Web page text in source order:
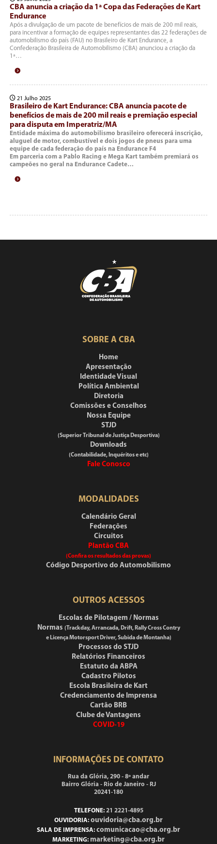
CBA anuncia a criação da 1ª Copa das Federações de Kart
Endurance
Após a divulgação de um pacote de benefícios de mais de 200 mil reais,
para incentivar a formação de equipes representantes das 22 federações de
automobilismo do país (FAU) no Brasileiro de Kart Endurance, a
Confederação Brasileira de Automobilismo (CBA) anunciou a criação da
1ª…
21 Julho 2025
Brasileiro de Kart Endurance: CBA anuncia pacote de
benefícios de mais de 200 mil reais e premiação especial
para disputa em Imperatriz/MA
Entidade máxima do automobilismo brasileiro oferecerá inscrição,
aluguel de motor, combustível e dois jogos de pneus para uma
equipe de cada federação do país na Endurance F4
Em parceria com a Pablo Racing e Mega Kart também premiará os
campeões no geral na Endurance Cadete…
SOBRE A CBA
Home
Apresentação
Identidade Visual
Política Ambiental
Diretoria
Comissões e Conselhos
Nossa Equipe
STJD
(Superior Tribunal de Justiça Desportiva)
Downloads
(Contabilidade, Inquéritos e etc)
Fale Conosco
MODALIDADES
Calendário Geral
Federações
Circuitos
Plantão CBA
(Confira os resultados das provas)
Código Desportivo do Automobilismo
OUTROS ACESSOS
Escolas de Pilotagem / Normas
Normas (Trackday, Arrancada, Drift, Rally Cross Contry
e Licença Motorsport Driver, Subida de Montanha)
Processos do STJD
Relatórios Financeiros
Estatuto da ABPA
Cadastro Pilotos
Escola Brasileira de Kart
Credenciamento de Imprensa
Cartão BRB
Clube de Vantagens
COVID-19
INFORMAÇÕES DE CONTATO
Rua da Glória, 290 - 8º andar
Bairro Glória - Rio de Janeiro - RJ
20241-180
TELEFONE:21 2221-4895
OUVIDORIA: ouvidoria@cba.org.br
SALA DE IMPRENSA: comunicacao@cba.org.br
MARKETING: marketing@cba.org.br